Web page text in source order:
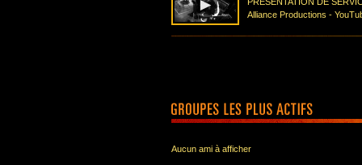
Alliance Productions -
Aucun ami à afficher